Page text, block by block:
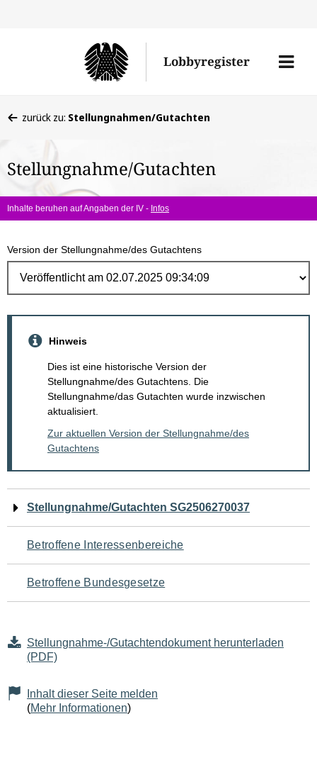
Lobbyregister
Menü
befinden
hier:
zurück zu: Stellungnahmen/Gutachten
Stellungnahme/Gutachten
Inhalte beruhen auf Angaben der IV - Infos
Version der Stellungnahme/des Gutachtens
Hinweis
Dies ist eine historische Version der
Stellungnahme/des Gutachtens. Die
Stellungnahme/das Gutachten wurde inzwischen
aktualisiert.
Zur aktuellen Version der Stellungnahme/des
Gutachtens
Navigation
für
den
Seiteninhalt
Stellungnahme/Gutachten SG2506270037
Betroffene Interessenbereiche
Betroffene Bundesgesetze
Stellungnahme-/Gutachtendokument herunterladen
(PDF)
Inhalt dieser Seite melden
(Mehr Informationen)